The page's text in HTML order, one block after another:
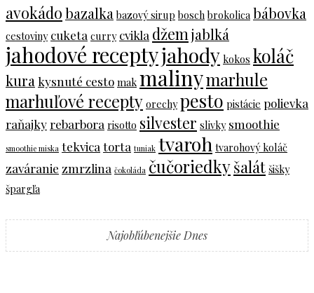
avokádobazalka bazový sirup bosch brokolica bábovka
cestoviny cuketa curry cvikla džem jablká
jahodové receptyjahody kokos koláč
kura kysnuté cesto mak malinymarhule
marhuľové recepty orechy pesto pistácie polievka
raňajkyrebarbora risotto silvester slivky smoothie
smoothie miska tekvica torta tuniak tvaroh tvarohový koláč
zaváranie zmrzlina čokoláda čučoriedkyšalát šišky
špargľa
Najobľúbenejšie Dnes